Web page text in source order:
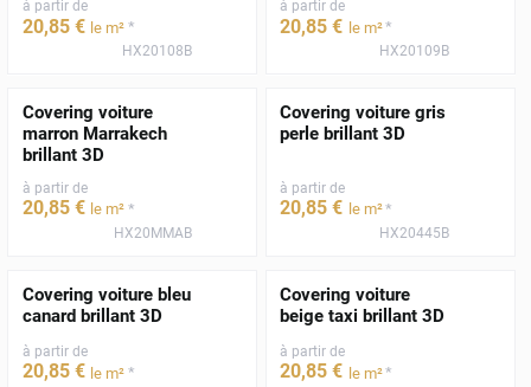
à partir de
20,85 € le m² *
HX20108B
à partir de
20,85 € le m²*
HX20109B
Covering voiture
marron Marrakech
brillant 3D
à partir de
20,85 € le m² *
HX20MMAB
Covering voiture gris
perle brillant 3D
à partir de
20,85 € le m²*
HX20445B
Covering voiture bleu
canard brillant 3D
à partir de
20,85 € le m² *
Covering voiture
beige taxi brillant 3D
à partir de
20,85 € le m²*